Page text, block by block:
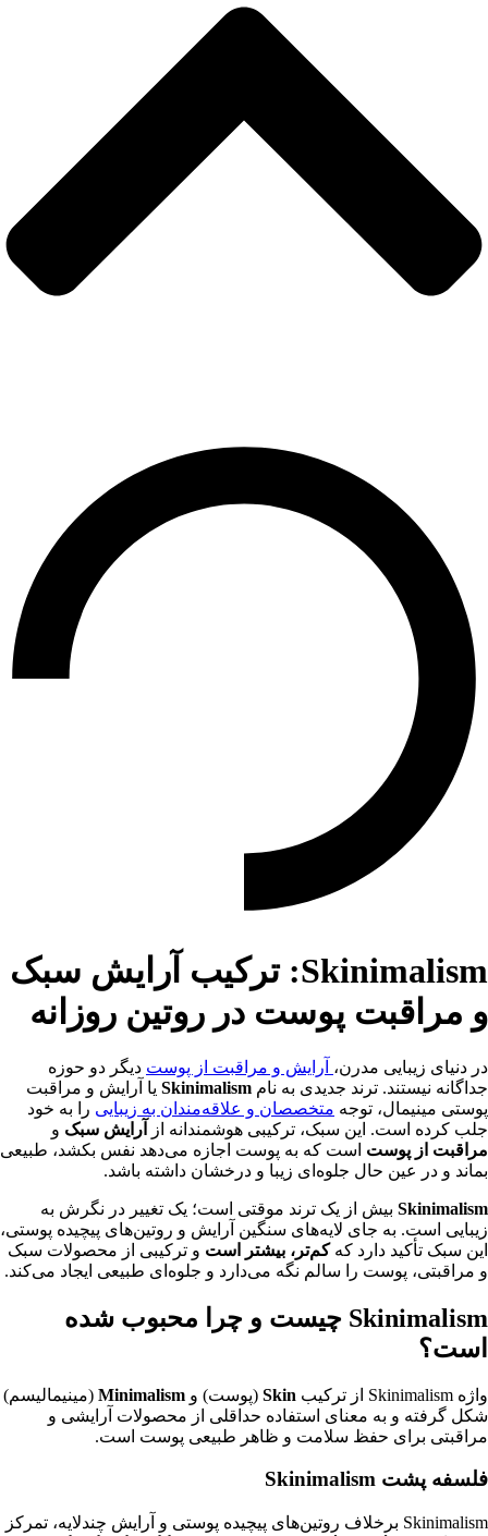
Skinimalism: ترکیب آرایش سبک
و مراقبت پوست در روتین روزانه
در دنیای زیبایی مدرن، آرایش و مراقبت از پوست دیگر دو حوزه
جداگانه نیستند. ترند جدیدی به نام Skinimalism یا آرایش و مراقبت
پوستی مینیمال، توجه متخصصان و علاقه‌مندان به زیبایی را به خود
جلب کرده است. این سبک، ترکیبی هوشمندانه از
آرایش سبک و
مراقبت از پوست است که به پوست اجازه می‌دهد نفس بکشد، طبیعی
بماند و در عین حال جلوه‌ای زیبا و درخشان داشته باشد.
Skinimalism بیش از یک ترند موقتی است؛ یک تغییر در نگرش به
زیبایی است. به جای لایه‌های سنگین آرایش و روتین‌های پیچیده پوستی،
این سبک تأکید دارد کهکم‌تر، بیشتر است و ترکیبی از محصولات سبک
و مراقبتی، پوست را سالم نگه می‌دارد و جلوه‌ای طبیعی ایجاد می‌کند.
Skinimalism چیست و چرا محبوب شده
است؟
واژه Skinimalism از ترکیب Skin (پوست) و Minimalism (مینیمالیسم)
شکل گرفته و به معنای استفاده حداقلی از محصولات آرایشی و
مراقبتی برای حفظ سلامت و ظاهر طبیعی پوست است.
فلسفه پشت Skinimalism
Skinimalism برخلاف روتین‌های پیچیده پوستی و آرایش چندلایه، تمرکز